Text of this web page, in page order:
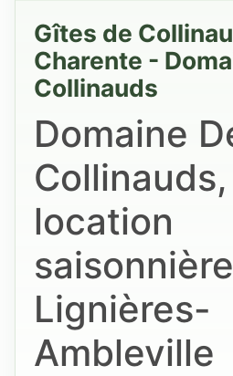
Gîtes de
Charente -
Collinauds
Domaine
location
saisonnière
Lignières-
Ambleville